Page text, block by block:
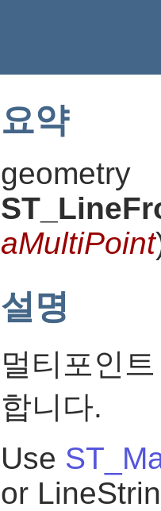
요약
geometry
aMultiPoint
설명
멀티포인
합니다.
Use
or